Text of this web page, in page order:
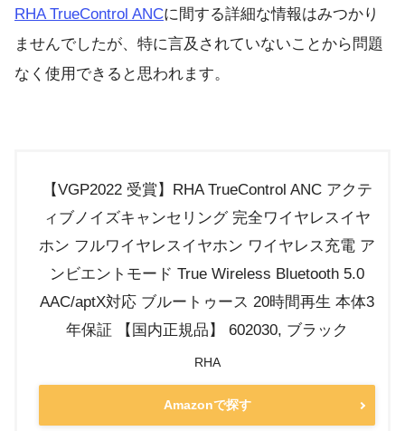
RHA TrueControl ANCに間する詳細な情報はみつかり
ませんでしたが、特に言及されていないことから問題
なく使用できると思われます。
【VGP2022 受賞】RHA TrueControl ANC アクテ
ィブノイズキャンセリング 完全ワイヤレスイヤ
ホン フルワイヤレスイヤホン ワイヤレス充電 ア
ンビエントモード True Wireless Bluetooth 5.0
AAC/aptX対応 ブルートゥース 20時間再生 本体3
年保証 【国内正規品】 602030, ブラック
RHA
Amazonで探す